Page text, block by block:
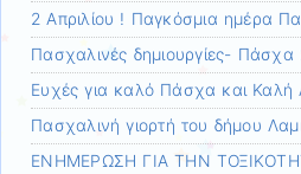
2 Απριλίου ! Παγκόσμια ημέρα
Πασχαλινές δημιουργίες- Πάσχα
Ευχές για καλό Πάσχα και Καλή
Πασχαλινή γιορτή του δήμου
ΕΝΗΜΕΡΩΣΗ ΓΙΑ ΤΗΝ